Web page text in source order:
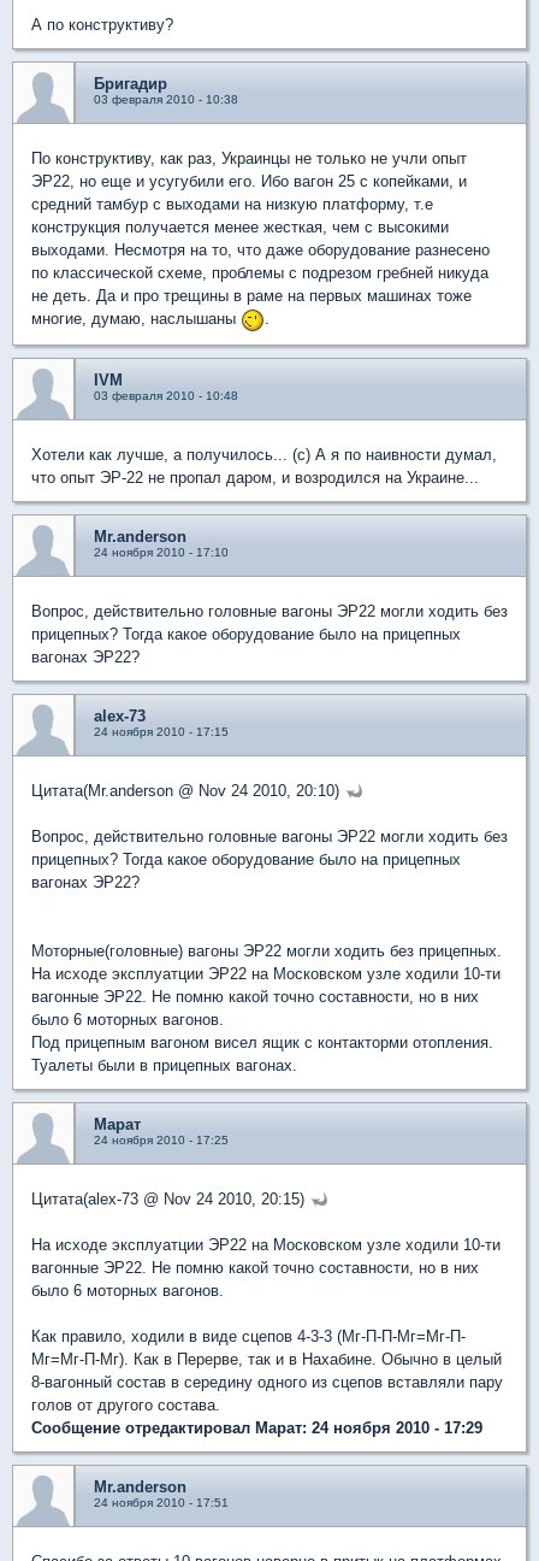
А по конструктиву?
Бригадир
03 февраля 2010 - 10:38
По конструктиву, как раз, Украинцы не только не учли опыт
ЭР22, но еще и усугубили его. Ибо вагон 25 с копейками, и
средний тамбур с выходами на низкую платформу, т.е
конструкция получается менее жесткая, чем с высокими
выходами. Несмотря на то, что даже оборудование разнесено
по классической схеме, проблемы с подрезом гребней никуда
не деть. Да и про трещины в раме на первых машинах тоже
многие, думаю, наслышаны
.
IVM
03 февраля 2010 - 10:48
Хотели как лучше, а получилось... (с) А я по наивности думал,
что опыт ЭР-22 не пропал даром, и возродился на Украине...
Mr.anderson
24 ноября 2010 - 17:10
Вопрос, действительно головные вагоны ЭР22 могли ходить без
прицепных? Тогда какое оборудование было на прицепных
вагонах ЭР22?
alex-73
24 ноября 2010 - 17:15
Цитата(Mr.anderson @ Nov 24 2010, 20:10)
Вопрос, действительно головные вагоны ЭР22 могли ходить без
прицепных? Тогда какое оборудование было на прицепных
вагонах ЭР22?
Моторные(головные) вагоны ЭР22 могли ходить без прицепных.
На исходе эксплуатции ЭР22 на Московском узле ходили 10-ти
вагонные ЭР22. Не помню какой точно составности, но в них
было 6 моторных вагонов.
Под прицепным вагоном висел ящик с контакторми отопления.
Туалеты были в прицепных вагонах.
Марат
24 ноября 2010 - 17:25
Цитата(alex-73 @ Nov 24 2010, 20:15)
На исходе эксплуатции ЭР22 на Московском узле ходили 10-ти
вагонные ЭР22. Не помню какой точно составности, но в них
было 6 моторных вагонов.
Как правило, ходили в виде сцепов 4-3-3 (Мг-П-П-Мг=Мг-П-
Мг=Мг-П-Мг). Как в Перерве, так и в Нахабине. Обычно в целый
8-вагонный состав в середину одного из сцепов вставляли пару
голов от другого состава.
Сообщение отредактировал Марат: 24 ноября 2010 - 17:29
Mr.anderson
24 ноября 2010 - 17:51